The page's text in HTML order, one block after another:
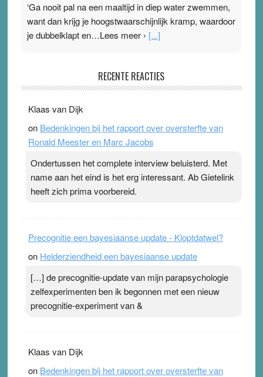
‘Ga nooit pal na een maaltijd in diep water zwemmen,
want dan krijg je hoogstwaarschijnlijk kramp, waardoor
je dubbelklapt en…Lees meer › [...]
Ward van Beek
topsporters. Ze hopen ermee hun hartslag te verlagen
terwijl ze meer zuurstof opnemen. Daarop heeft zo’n
pleister geen effect. Maar het gevoel ‘makkelijker te
Pleisterplakkers in de topspsort ›[...]
RECENTE REACTIES
Klaas van Dijk
on Bedenkingen bij het rapport over oversterfte van
Ronald Meester en Marc Jacobs
Ondertussen het complete interview beluisterd. Met
name aan het eind is het erg interessant. Ab Gietelink
heeft zich prima voorbereid.
Precognitie een bayesiaanse update - Kloptdatwel?
on Helderziendheid een bayesiaanse update
[…] de precognitie-update van mijn parapsychologie
zelfexperimenten ben ik begonnen met een nieuw
precognitie-experiment van &
Klaas van Dijk
on Bedenkingen bij het rapport over oversterfte van